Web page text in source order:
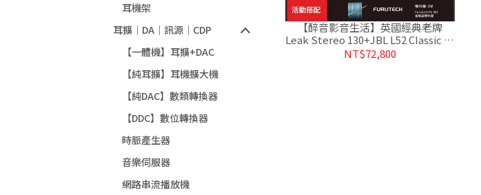
耳機架
耳擴｜DA｜訊源｜CDP
【一體機】耳擴+DAC
【純耳擴】耳機擴大機
【純DAC】數類轉換器
【DDC】數位轉換器
時脈產生器
音樂伺服器
網路串流播放機
【醉音影音生活】英國經典老牌
Leak Stereo 130+JBL L52 Classic 兩
聲道/二聲道優惠組合
NT$72,800